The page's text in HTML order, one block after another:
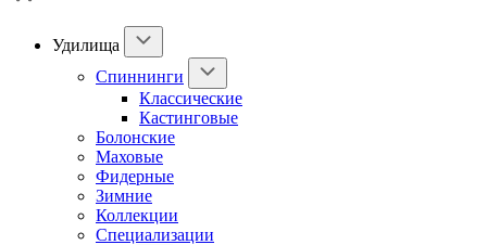
Удилища
Спиннинги
Классические
Кастинговые
Болонские
Маховые
Фидерные
Зимние
Коллекции
Специализации